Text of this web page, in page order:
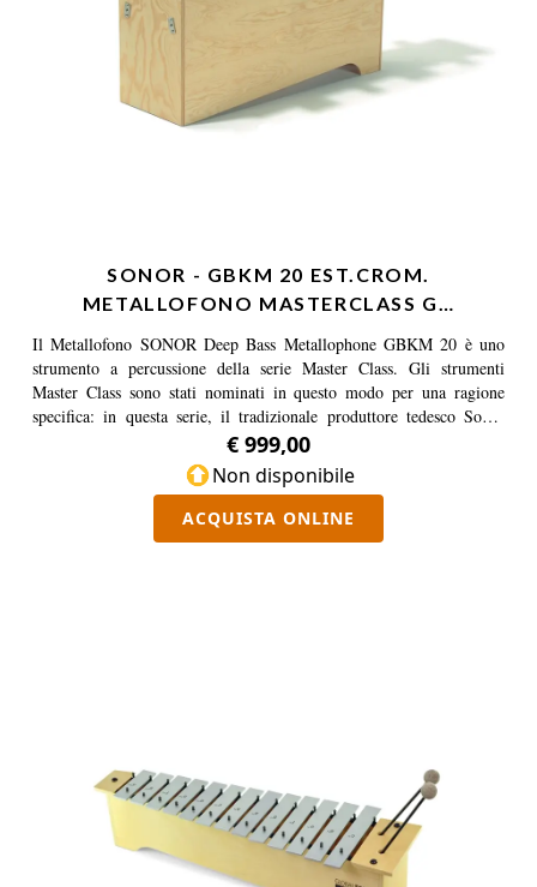
SONOR - GBKM 20 EST.CROM.
METALLOFONO MASTERCLASS G…
Il Metallofono SONOR Deep Bass Metallophone GBKM 20 è uno
strumento a percussione della serie Master Class. Gli strumenti
Master Class sono stati nominati in questo modo per una ragione
specifica: in questa serie, il tradizionale produttore tedesco Sonor
combina glockenspiel, metallofoni e xilofoni particolarmente pregiati
e ben lavorati, in grado di soddisfare facilmente le esigenze di alta
qualità. Le percussioni della serie “Meisterklasse” uniscono
un'accurata selezione di materiali e un know-how decennale. Le barre
metalliche grigie in lega speciale leggera sono intonate su scale
€ 999,00
Non disponibile
ACQUISTA ONLINE